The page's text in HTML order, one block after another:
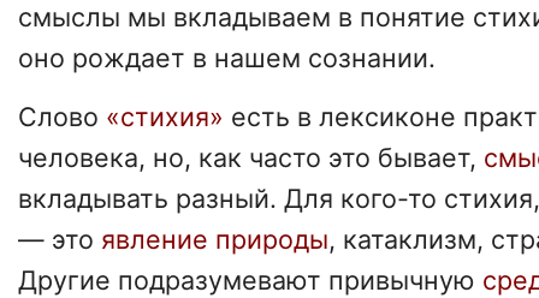
смыслы мы вкладываем в понятие
оно рождает в нашем сознании.
Слово «стихия» есть в лексиконе
человека, но, как часто это бывает,
вкладывать разный. Для кого-то
— это явление природы, катаклизм,
Другие подразумевают привычную